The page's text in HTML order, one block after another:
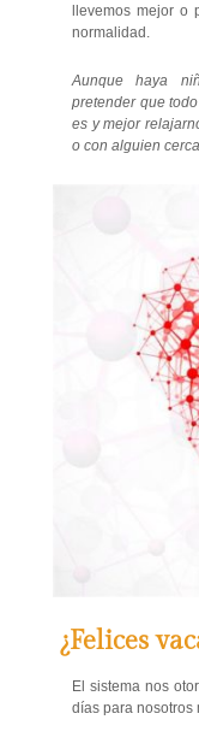
llevemos mejor o
normalidad.
Aunque haya
pretender que
es y mejor
o con alguien
¿Felices
El sistema nos
días para nosotros